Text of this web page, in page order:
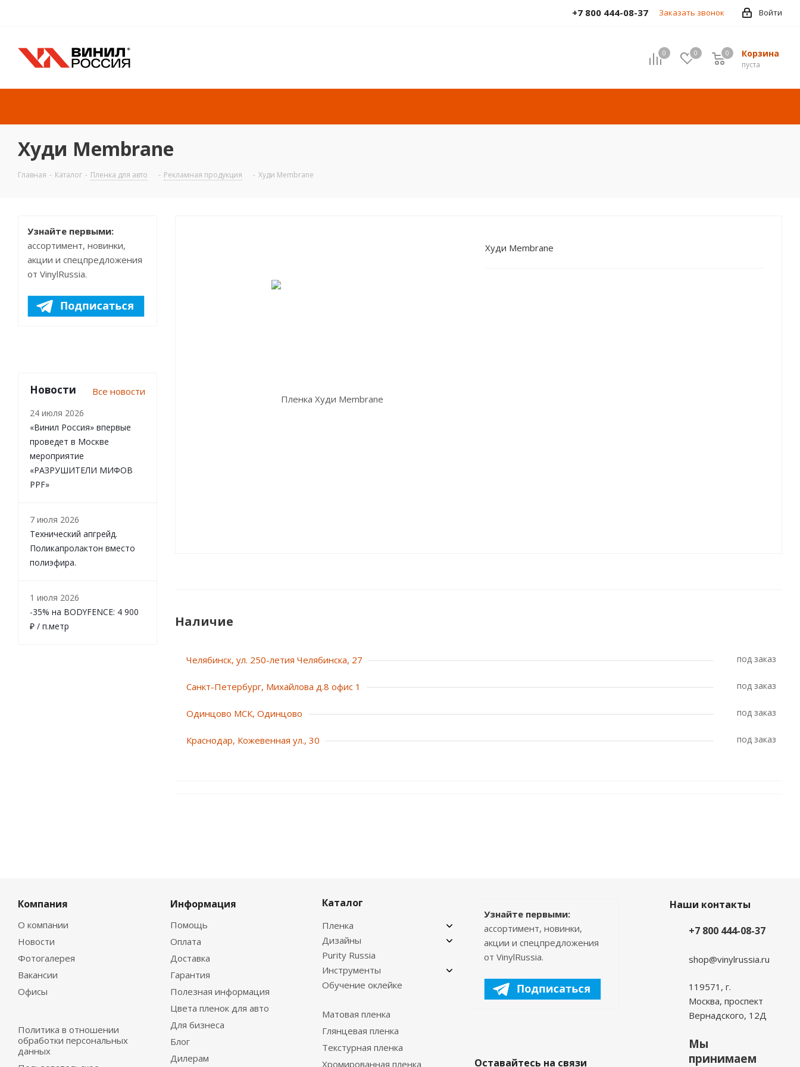
Войти
+7 800 444-08-37 Заказать звонок
0 0 Корзина
пуста
0
Худи Membrane
Главная - Каталог - Пленка для авто - Рекламная продукция - Худи Membrane
Худи Membrane
Наличие
Челябинск, ул. 250-летия Челябинска, 27 Под заказ
Санкт-Петербург, Михайлова д.8 офис 1 Под заказ
Одинцово МСК, Одинцово Под заказ
Краснодар, Кожевенная ул., 30 Под заказ
Узнайте первыми:
ассортимент, новинки,
акции и спецпредложения
от VinylRussia.
Новости Все новости
24 июля 2026
«Винил Россия» впервые
проведет в Москве
мероприятие
«РАЗРУШИТЕЛИ МИФОВ
PPF»
7 июля 2026
Технический апгрейд.
Поликапролактон вместо
полиэфира.
1 июля 2026
-35% на BODYFENCE: 4 900
₽ / п.метр
Компания
О компании
Новости
Фотогалерея
Вакансии
Офисы
Политика в отношении
обработки персональных
данных
Информация
Помощь
Оплата
Доставка
Гарантия
Полезная информация
Цвета пленок для авто
Для бизнеса
Блог
Дилерам
Каталог
Пленка
Дизайны
Purity Russia
Инструменты
Обучение оклейке
Матовая пленка
Глянцевая пленка
Текстурная пленка
Хромированная пленка
Узнайте первыми:
ассортимент, новинки,
акции и спецпредложения
от VinylRussia.
Оставайтесь на связи
Наши контакты
+7 800 444-08-37
shop@vinylrussia.ru
119571,г.
Москва, проспект
Вернадского, 12Д
Мы
принимаем